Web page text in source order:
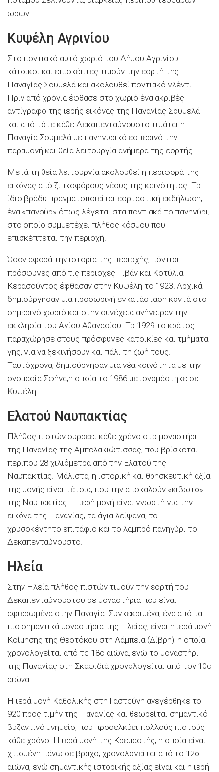
ωρών.
Κυψέλη Αγρινίου
Στο ποντιακό αυτό χωριό του Δήμου Αγρινίου
κάτοικοι και επισκέπτες τιμούν την εορτή της
Παναγίας Σουμελά και ακολουθεί ποντιακό γλέντι.
Πριν από χρόνια έφθασε στο χωριό ένα ακριβές
αντίγραφο της ιερής εικόνας της Παναγίας Σουμελά
και από τότε κάθε Δεκαπενταύγουστο τιμάται η
Παναγία Σουμελά με πανηγυρικό εσπερινό την
παραμονή και θεία λειτουργία ανήμερα της εορτής.
Μετά τη θεία λειτουργία ακολουθεί η περιφορά της
εικόνας από ζιπκοφόρους νέους της κοινότητας. Το
ίδιο βράδυ πραγματοποιείται εορταστική εκδήλωση,
ένα «πανοΰρ» όπως λέγεται στα ποντιακά το πανηγύρι,
στο οποίο συμμετέχει πλήθος κόσμου που
επισκέπτεται την περιοχή.
Όσον αφορά την ιστορία της περιοχής, πόντιοι
πρόσφυγες από τις περιοχές Τιβάν και Κοτύλια
Κερασούντος έφθασαν στην Κυψέλη το 1923. Αρχικά
δημιούργησαν μια προσωρινή εγκατάσταση κοντά στο
σημερινό χωριό και στην συνέχεια ανήγειραν την
εκκλησία του Αγίου Αθανασίου. Το 1929 το κράτος
παραχώρησε στους πρόσφυγες κατοικίες και τμήματα
γης, για να ξεκινήσουν και πάλι τη ζωή τους.
Ταυτόχρονα, δημιούργησαν μια νέα κοινότητα με την
ονομασία Σφήνα,η οποία το 1986 μετονομάστηκε σε
Κυψέλη.
Ελατού Ναυπακτίας
Πλήθος πιστών συρρέει κάθε χρόνο στο μοναστήρι
της Παναγίας της Αμπελακιώτισσας, που βρίσκεται
περίπου 28 χιλιόμετρα από την Ελατού της
Ναυπακτίας. Μάλιστα, η ιστορική και θρησκευτική αξία
της μονής είναι τέτοια, που την αποκαλούν «κιβωτό»
της Ναυπακτίας. Η ιερή μονή είναι γνωστή για την
εικόνα της Παναγίας, τα άγια λείψανα, το
χρυσοκέντητο επιτάφιο και το λαμπρό πανηγύρι το
Δεκαπενταύγουστο.
Ηλεία
Στην Ηλεία πλήθος πιστών τιμούν την εορτή του
Δεκαπενταύγουστου σε μοναστήρια που είναι
αφιερωμένα στην Παναγία. Συγκεκριμένα, ένα από τα
πιο σημαντικά μοναστήρια της Ηλείας, είναι η ιερά μονή
Κοίμησης της Θεοτόκου στη Λάμπεια (Δίβρη), η οποία
χρονολογείται από το 18ο αιώνα, ενώ το μοναστήρι
της Παναγίας στη Σκαφιδιά χρονολογείται από τον 10ο
αιώνα.
Η ιερά μονή Καθολικής στη Γαστούνη ανεγέρθηκε το
920 προς τιμήν της Παναγίας και θεωρείται σημαντικό
βυζαντινό μνημείο, που προσελκύει πολλούς πιστούς
κάθε χρόνο. Η ιερά μονή της Κρεμαστής, η οποία είναι
χτισμένη πάνω σε βράχο, χρονολογείται από το 12ο
αιώνα, ενώ σημαντικής ιστορικής αξίας είναι και η ιερή